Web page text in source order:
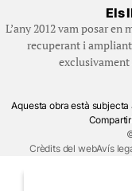
Els
L’any 2012 vam posar
recuperant i
exclusivament
Aquesta obra està
Crèdits del webAvís